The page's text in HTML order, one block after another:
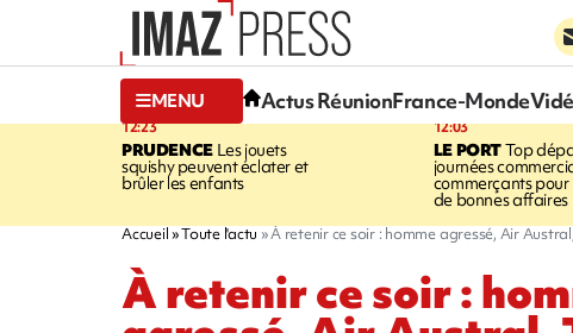
MENU Actus RéunionFrance-Monde
12:23
PRUDENCELes jouets
squishy peuvent éclater et
brûler les enfants
12:03
LE PORTTop
journées
commerçants pour
de bonnes affaires
Accueil Toute l'actu À retenir ce soir : homme agressé, Air
À retenir ce soir :